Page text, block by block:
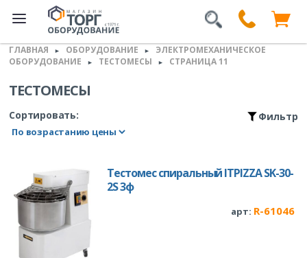
ГЛАВНАЯ ► ОБОРУДОВАНИЕ ►
ЭЛЕКТРОМЕХАНИЧЕСКОЕ
ОБОРУДОВАНИЕ
► ТЕСТОМЕСЫ ► СТРАНИЦА 11
ТЕСТОМЕСЫ
Сортировать: Фильтр
Тестомес спиральный ITPIZZA SK-30-
2S 3ф
арт: R-61046